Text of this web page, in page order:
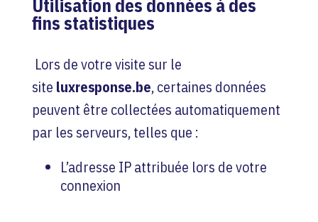
Utilisation des données à des
fins statistiques
Lors de votre visite sur le
site luxresponse.be, certaines données
peuvent être collectées automatiquement
par les serveurs, telles que :
L’adresse IP attribuée lors de votre
connexion